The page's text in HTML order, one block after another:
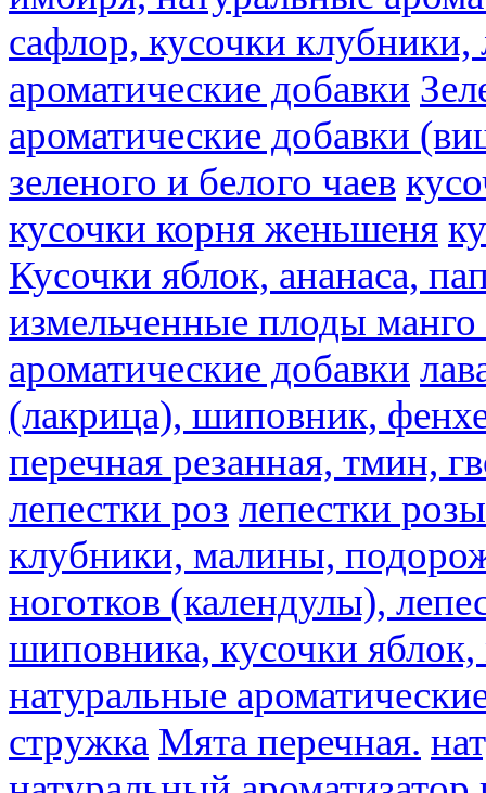
сафлор, кусочки
ароматические добавки
ароматические добавки
зеленого и белого чаев
кусочки корня женьшеня
Кусочки яблок, ананаса,
измельченные плоды
ароматические добавки
(лакрица), шиповник,
перечная резанная, тмин,
лепестки роз лепестки розы
клубники, малины,
ноготков (календулы),
шиповника, кусочки
натуральные
стружка Мята перечная.